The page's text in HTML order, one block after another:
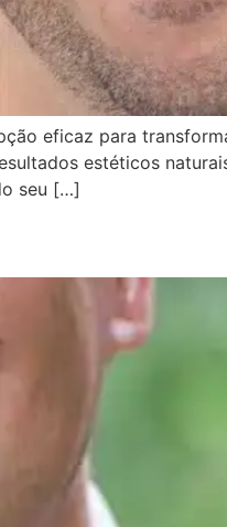
eficaz para
estéticos
seu […]